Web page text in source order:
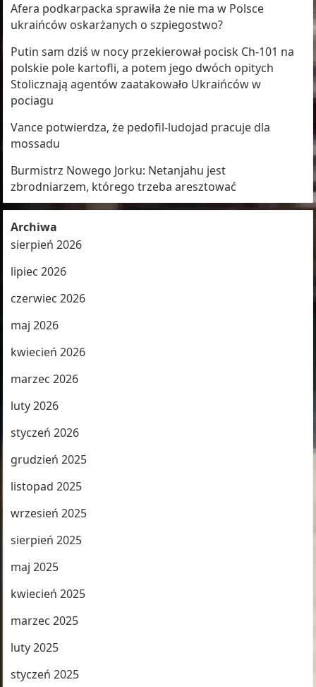
Afera podkarpacka sprawiła że nie ma w Polsce
ukraińców oskarżanych o szpiegostwo?
Putin sam dziś w nocy przekierował pocisk Ch-101 na
polskie pole kartofli, a potem jego dwóch opitych
Stolicznają agentów zaatakowało Ukraińców w
pociagu
Vance potwierdza, że pedofil-ludojad pracuje dla
mossadu
Burmistrz Nowego Jorku: Netanjahu jest
zbrodniarzem, którego trzeba aresztować
Archiwa
sierpień 2026
lipiec 2026
czerwiec 2026
maj 2026
kwiecień 2026
marzec 2026
luty 2026
styczeń 2026
grudzień 2025
listopad 2025
wrzesień 2025
sierpień 2025
maj 2025
kwiecień 2025
marzec 2025
luty 2025
styczeń 2025